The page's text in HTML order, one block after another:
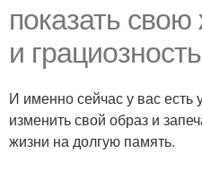
показать
и
И именно сейчас у вас есть
изменить свой образ и
жизни на долгую память.